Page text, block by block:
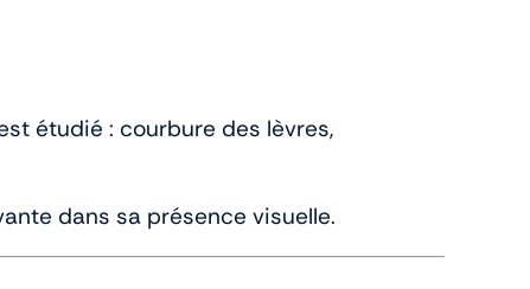
étudié : courbure des lèvres,
dans sa présence visuelle.